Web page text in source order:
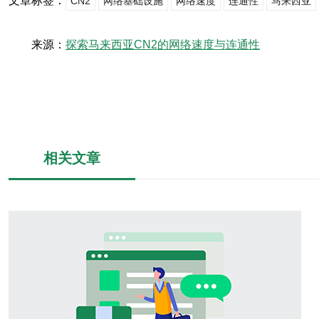
来源： 探索马来西亚CN2的网络速度与连通性
相关文章